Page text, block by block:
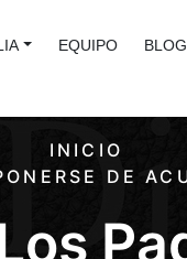
EQUIPO BLOG
INICIO
DE